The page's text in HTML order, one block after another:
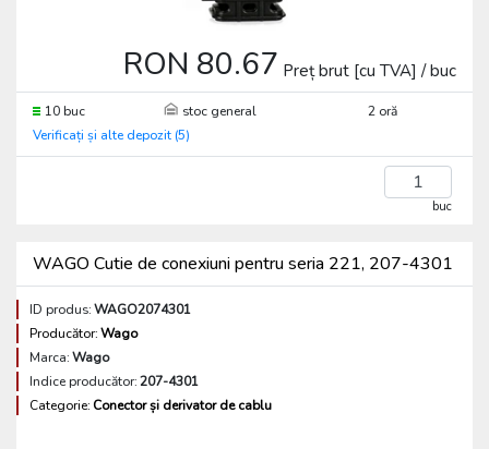
RON 80.67 Preț brut [cu TVA] / buc
10 buc stoc general
2 oră
Verificați și alte depozit (5)
buc
WAGO Cutie de conexiuni pentru seria 221, 207-4301
ID produs:WAGO2074301
Producător:Wago
Marca:Wago
Indice producător:207-4301
Categorie: Conector și derivator de cablu